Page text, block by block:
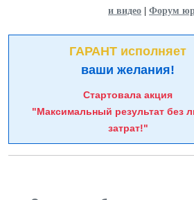
и видео | Форум
ГАРАНТ исполняет
ваши желания!
Стартовала акция
"Максимальный результат без
затрат!"